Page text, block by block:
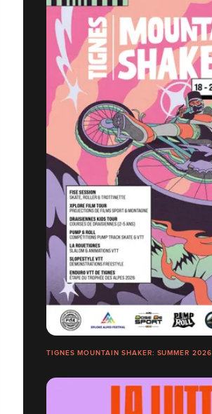
TIGNES MOUNTAIN SHAKER: SUMMER 2026